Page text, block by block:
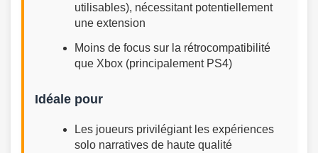
utilisables), nécessitant potentiellement
une extension
Moins de focus sur la rétrocompatibilité
que Xbox (principalement PS4)
Idéale pour
Les joueurs privilégiant les expériences
solo narratives de haute qualité